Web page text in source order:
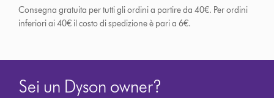
Consegna gratuita per tutti gli ordini a partire da 40€. Per ordini
inferiori ai 40€ il costo di spedizione è pari a 6€.
Sei un Dyson owner?